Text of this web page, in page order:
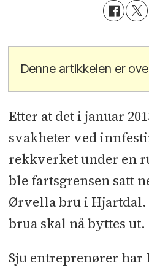
Denne artikkelen er
Etter at det i januar
svakheter ved
rekkverket under en
ble fartsgrensen satt
Ørvella bru i Hjartdal.
brua skal nå byttes ut.
Sju entreprenører